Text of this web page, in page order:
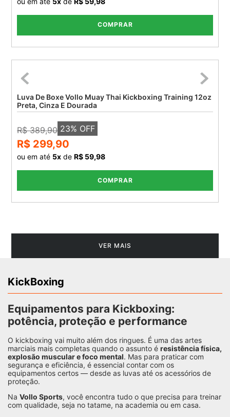
COMPRAR
Luva De Boxe Vollo Muay Thai Kickboxing Training 12oz
Preta, Cinza E Dourada
R$ 389,90 23% OFF
R$ 299,90
ou em até 5x de R$ 59,98
COMPRAR
KickBoxing
Equipamentos para Kickboxing:
potência, proteção e performance
O kickboxing vai muito além dos ringues. É uma das artes
marciais mais completas quando o assunto é resistência física,
explosão muscular e foco mental. Mas para praticar com
segurança e eficiência, é essencial contar com os
equipamentos certos — desde as luvas até os acessórios de
proteção.
Na Vollo Sports, você encontra tudo o que precisa para treinar
com qualidade, seja no tatame, na academia ou em casa.